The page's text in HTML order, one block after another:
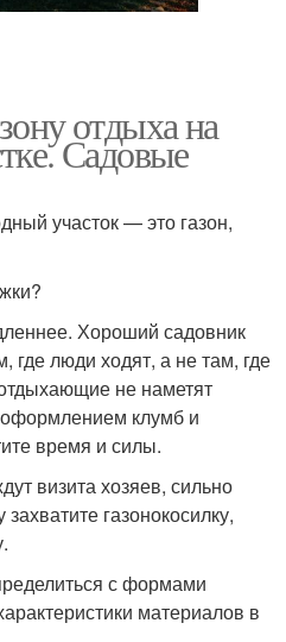
отдыха на
Садовые
участок — это газон,
Хороший садовник
где люди ходят, а не там, где
не наметят
клумб и
время и силы.
визита хозяев, сильно
газонокосилку,
с формами
материалов в